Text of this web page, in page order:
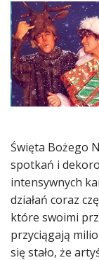
Święta Bożego
spotkań i
intensywnych
działań coraz
które swoimi
przyciągają
się stało, że